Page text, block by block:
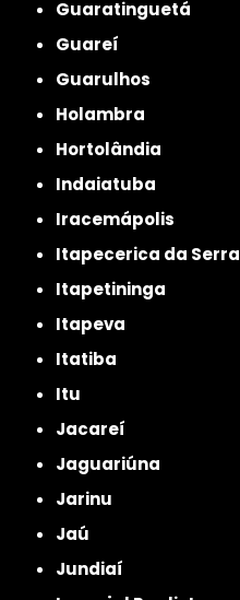
Guaratinguetá
Guareí
Guarulhos
Holambra
Hortolândia
Indaiatuba
Iracemápolis
Itapecerica da Serra
Itapetininga
Itapeva
Itatiba
Itu
Jacareí
Jaguariúna
Jarinu
Jaú
Jundiaí